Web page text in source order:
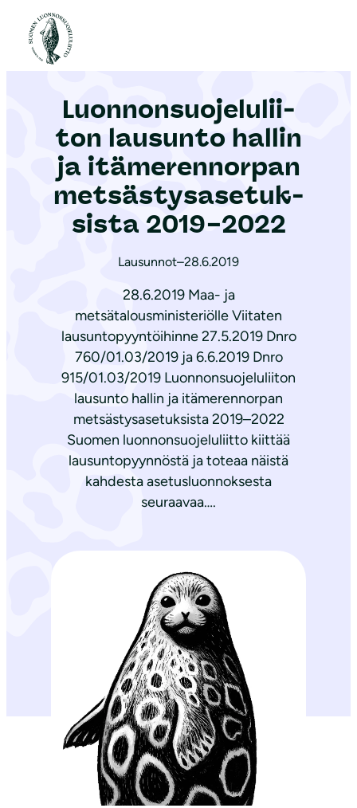
Etusivu
Luon­non­suo­je­lu­lii­
ton lausunto hallin
ja itämerennorpan
met­säs­tys­a­se­tuk­
sis­ta 2019–2022
Lausunnot–28.6.2019
28.6.2019 Maa- ja
metsätalousministeriölle Viitaten
lausuntopyyntöihinne 27.5.2019 Dnro
760/01.03/2019 ja 6.6.2019 Dnro
915/01.03/2019 Luonnonsuojeluliiton
lausunto hallin ja itämerennorpan
metsästysasetuksista 2019–2022
Suomen luonnonsuojeluliitto kiittää
lausuntopyynnöstä ja toteaa näistä
kahdesta asetusluonnoksesta
seuraavaa….